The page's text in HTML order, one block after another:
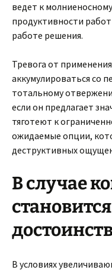
ведет к
продуктивности
работе решения.
Тревога от
аккумулироваться со
тотальному
если он предлагает
тяготеют к
ожидаемые опции,
деструктивных
В случае
В условиях